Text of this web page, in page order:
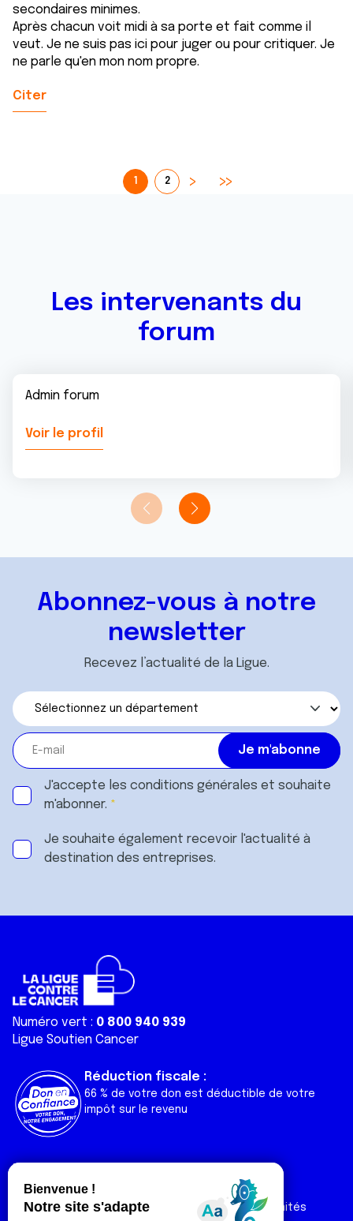
secondaires minimes.
Après chacun voit midi à sa porte et fait comme il
veut. Je ne suis pas ici pour juger ou pour critiquer. Je
ne parle qu'en mon nom propre.
Citer
1 2
Les intervenants du
forum
Admin forum
Voir le profil
Abonnez-vous à notre
newsletter
Recevez l’actualité de la Ligue.
J'accepte les conditions générales et souhaite
m'abonner.
Je souhaite également recevoir l'actualité à
destination des entreprises.
Numéro vert : 0 800 940 939
Ligue Soutien Cancer
Réduction fiscale :
66 % de votre don est déductible de votre
impôt sur le revenu
Liens utiles
Nos actualités
Nos publications
Espace Ligue & comités